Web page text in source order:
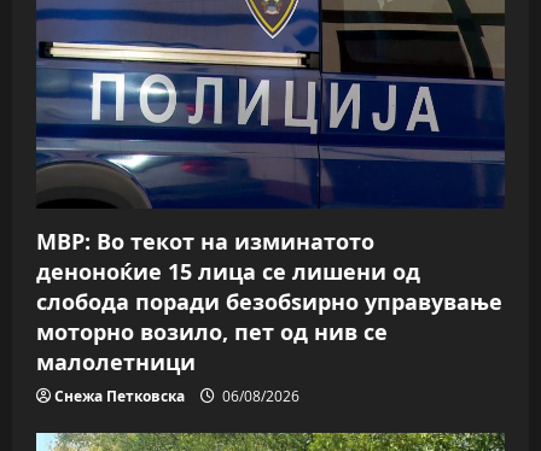
g
a
t
i
o
n
МВР: Во текот на изминатото
деноноќие 15 лица се лишени од
слобода поради безобѕирно управување
моторно возило, пет од нив се
малолетници
Снежа Петковска 06/08/2026